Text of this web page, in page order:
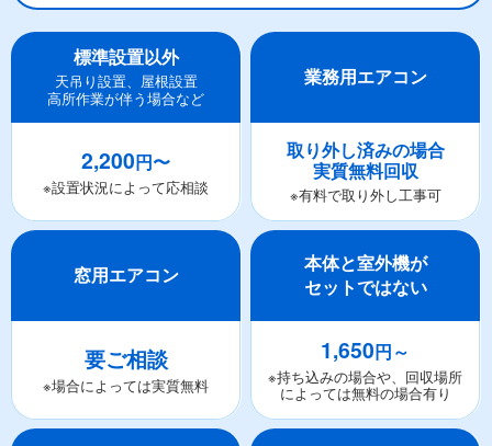
標準設置以外
天吊り設置、屋根設置
高所作業が伴う場合など
2,200円〜
※設置状況によって応相談
業務用エアコン
取り外し済みの場合
実質無料回収
※有料で取り外し工事可
窓用エアコン
要ご相談
※場合によっては実質無料
本体と室外機が
セットではない
1,650円～
※持ち込みの場合や、回収場所
によっては無料の場合有り